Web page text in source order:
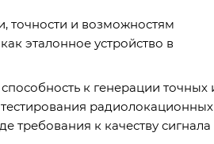
точности и возможностям
эталонное устройство в
к генерации точных
радиолокационных
требования к качеству сигнала